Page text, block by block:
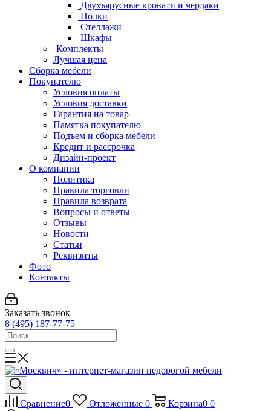
Двухъярусные кровати и чердаки
Полки
Стеллажи
Шкафы
Комплекты
Лучшая цена
Сборка мебели
Покупателю
Условия оплаты
Условия доставки
Гарантия на товар
Памятка покупателю
Подъем и сборка мебели
Кредит и рассрочка
Дизайн-проект
О компании
Политика
Правила торговли
Правила возврата
Вопросы и ответы
Отзывы
Новости
Статьи
Реквизиты
Фото
Контакты
Заказать звонок
8 (495) 187-77-75
Сравнение0 Отложенные 0 Корзина0 0